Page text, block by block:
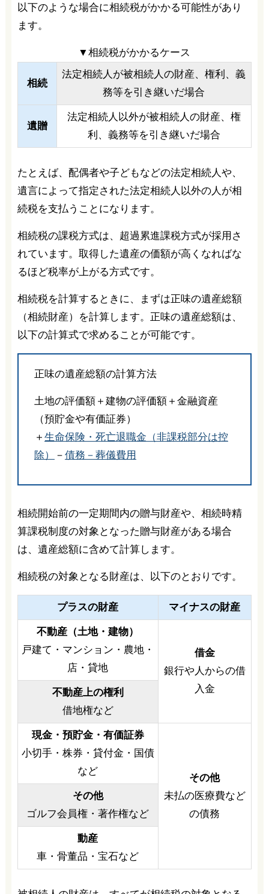
以下のような場合に相続税がかかる可能性があり
ます。
▼相続税がかかるケース
相続
法定相続人が被相続人の財産、権利、義
務等を引き継いだ場合
遺贈
法定相続人以外が被相続人の財産、権
利、義務等を引き継いだ場合
たとえば、配偶者や子どもなどの法定相続人や、
遺言によって指定された法定相続人以外の人が相
続税を支払うことになります。
相続税の課税方式は、超過累進課税方式が採用さ
れています。取得した遺産の価額が高くなればな
るほど税率が上がる方式です。
相続税を計算するときに、まずは正味の遺産総額
（相続財産）を計算します。正味の遺産総額は、
以下の計算式で求めることが可能です。
正味の遺産総額の計算方法
土地の評価額＋建物の評価額＋金融資産
（預貯金や有価証券）
＋ 生命保険・死亡退職金（非課税部分は控
除）
－ 債務－葬儀費用
相続開始前の一定期間内の贈与財産や、相続時精
算課税制度の対象となった贈与財産がある場合
は、遺産総額に含めて計算します。
相続税の対象となる財産は、以下のとおりです。
プラスの財産 マイナスの財産
不動産（土地・建物）
戸建て・マンション・農地・
店・貸地
借金
銀行や人からの借
入金
不動産上の権利
借地権など
現金・預貯金・有価証券
小切手・株券・貸付金・国債
など
その他
未払の医療費など
の債務
その他
ゴルフ会員権・著作権など
動産
車・骨董品・宝石など